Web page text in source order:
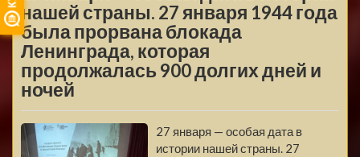
нашей страны. 27 января 1944 года
была прорвана блокада
Ленинграда, которая
продолжалась 900 долгих дней и
ночей
27 января — особая дата в
истории нашей страны. 27